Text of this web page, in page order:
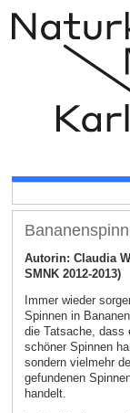
Autorin: Claudia
SMNK 2012-2013)
Immer wieder
Spinnen in
die Tatsache, dass
schöner Spinnen
sondern vielmehr
gefundenen
handelt.